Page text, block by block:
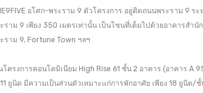
อโศก-พระราม 9 ตัวโครงการ อยู่ติดถนนพระราม 9 ร
ราม 9 เพียง 350 เมตรเท่านั้น เป็นโซนที่เต็มไปด้วยอาคารสำ
ราม 9, Fortune Town ฯลฯ
โครงการคอนโดมิเนียม High Rise 61 ชั้น 2 อาคาร (อาคาร
ยูนิต มีความเป็นส่วนตัวเหมาะแก่การพักอาศัย เพียง 18 ยูนิต